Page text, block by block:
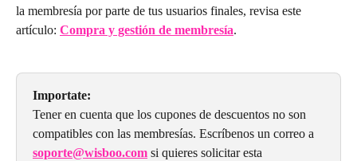
la membresía por parte de tus usuarios finales, revisa este
artículo: Compra y gestión de membresía.
Importate:
Tener en cuenta que los cupones de descuentos no son
compatibles con las membresías. Escríbenos un correo a
soporte@wisboo.com si quieres solicitar esta